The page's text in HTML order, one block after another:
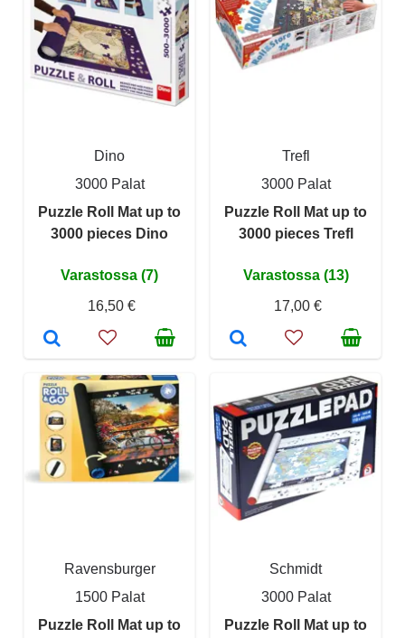
Dino
3000 Palat
Puzzle Roll Mat up to
3000 pieces Dino
Varastossa (7)
16,50 €
Trefl
3000 Palat
Puzzle Roll Mat up to
3000 pieces Trefl
Varastossa (13)
17,00 €
Ravensburger
1500 Palat
Puzzle Roll Mat up to
Schmidt
3000 Palat
Puzzle Roll Mat up to